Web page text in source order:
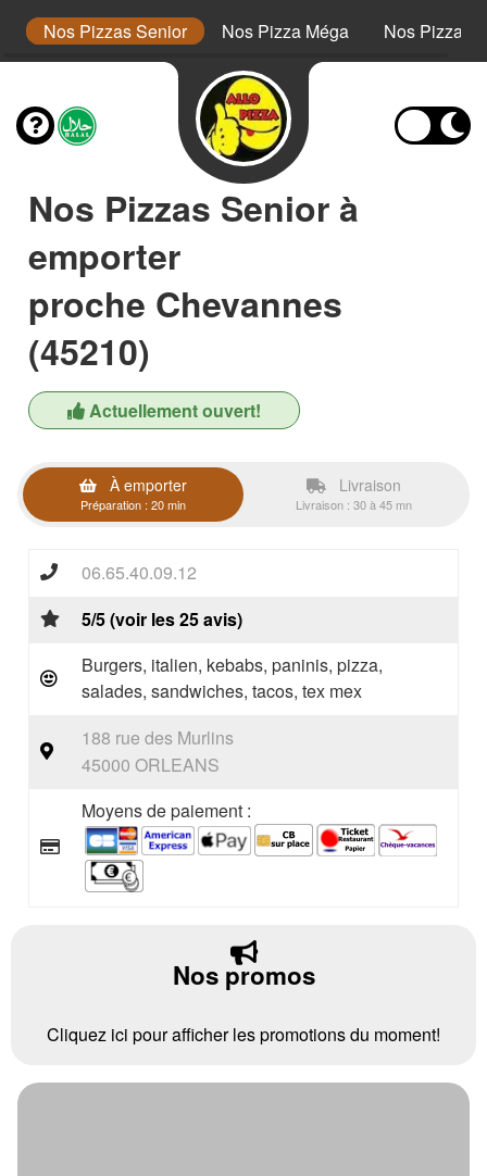
Nos Pizzas Senior Nos Pizza Méga Nos Pizzas
Nos Pizzas Senior à
emporter
proche Chevannes
(45210)
Actuellement ouvert!
À emporter
Préparation : 20 min
Livraison
Livraison : 30 à 45 mn
06.65.40.09.12
5/5 (voir les 25 avis)
Burgers, italien, kebabs, paninis, pizza,
salades, sandwiches, tacos, tex mex
188 rue des Murlins
45000 ORLEANS
Moyens de paiement :
Nos promos
Cliquez ici pour afficher les promotions du moment!